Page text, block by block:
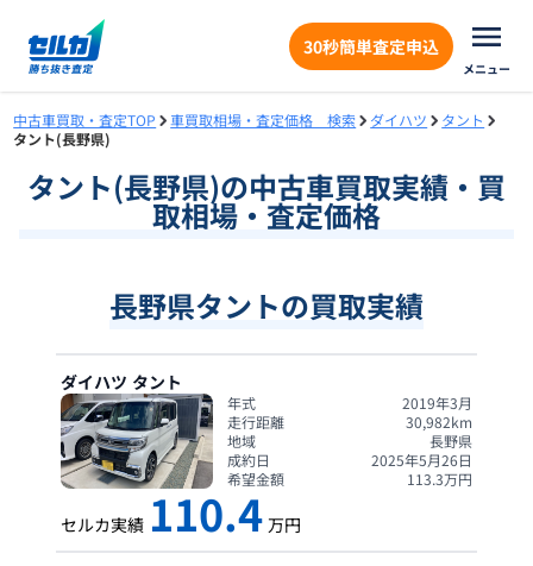
30秒簡単査定申込
メニュー
中古車買取・査定TOP 車買取相場・査定価格 検索 ダイハツ
タント
タント(長野県)
タント(長野県)の中古車買取実績・買
取相場・査定価格
長野県タントの買取実績
ダイハツ タント
年式
2019年3月
走行距離
30,982km
地域
長野県
成約日
2025年5月26日
希望金額
113.3万円
セルカ実績 110.4 万円